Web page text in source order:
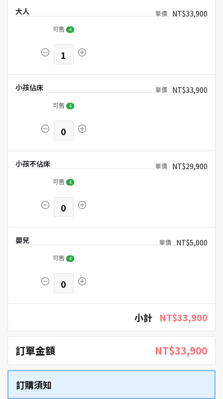
大人 NT$33,900
可售 4
1
小孩佔床 NT$33,900
可售 4
0
小孩不佔床 NT$29,900
可售 4
0
嬰兒 NT$5,000
可售 4
0
小計 NT$33,900
訂單金額 NT$33,900
訂購須知